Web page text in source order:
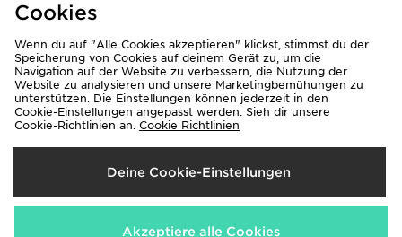
Lieferung Nach
Deutschland
Wir akzeptieren folgende Zahlungsmethoden
Cookies
Wenn du auf "Alle Cookies akzeptieren" klickst, stimmst du der
Speicherung von Cookies auf deinem Gerät zu, um die
Navigation auf der Website zu verbessern, die Nutzung der
Website zu analysieren und unsere Marketingbemühungen zu
unterstützen. Die Einstellungen können jederzeit in den
Cookie-Einstellungen angepasst werden. Sieh dir unsere
Cookie-Richtlinien an. Cookie Richtlinien
Deine Cookie-Einstellungen
Akzeptiere alle Cookies